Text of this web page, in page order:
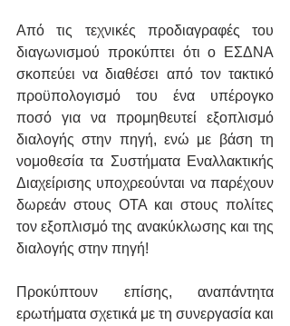
Από τις τεχνικές προδιαγραφές του
διαγωνισμού προκύπτει ότι ο ΕΣΔΝΑ
σκοπεύει να διαθέσει από τον τακτικό
προϋπολογισμό του ένα υπέρογκο
ποσό για να προμηθευτεί εξοπλισμό
διαλογής στην πηγή, ενώ με βάση τη
νομοθεσία τα Συστήματα Εναλλακτικής
Διαχείρισης υποχρεούνται να παρέχουν
δωρεάν στους ΟΤΑ και στους πολίτες
τον εξοπλισμό της ανακύκλωσης και της
διαλογής στην πηγή!
Προκύπτουν επίσης, αναπάντητα
ερωτήματα σχετικά με τη συνεργασία και